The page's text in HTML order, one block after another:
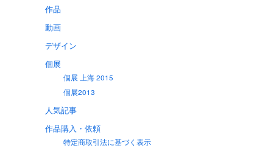
作品
動画
デザイン
個展
個展 上海 2015
個展2013
人気記事
作品購入・依頼
特定商取引法に基づく表示